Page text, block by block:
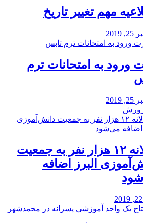
مهم تغییر تاریخ
ورود به امتحانات ترم
️سالانه ۱۲ هزار نفر به جمعیت
البرز اضافه